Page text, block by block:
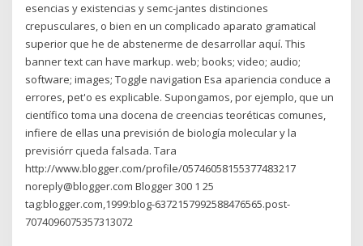
esencias y existencias y semc-jantes distinciones
crepusculares, o bien en un complicado aparato gramatical
superior que he de abstenerme de desarrollar aquí. This
banner text can have markup. web; books; video; audio;
software; images; Toggle navigation Esa apariencia conduce a
errores, pet'o es explicable. Supongamos, por ejemplo, que un
científico toma una docena de creencias teoréticas comunes,
infiere de ellas una previsión de biología molecular y la
previsiórr c¡ueda falsada. Tara
http://www.blogger.com/profile/05746058155377483217
noreply@blogger.com Blogger 300 1 25
tag:blogger.com,1999:blog-6372157992588476565.post-
7074096075357313072